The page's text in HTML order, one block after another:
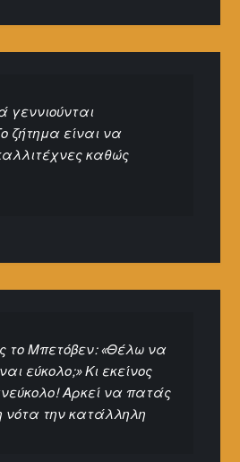
γεννιούνται
ζήτημα είναι να
καθώς
το Μπετόβεν: «Θέλω να
εύκολο;» Κι εκείνος
Αρκεί να πατάς
νότα την κατάλληλη